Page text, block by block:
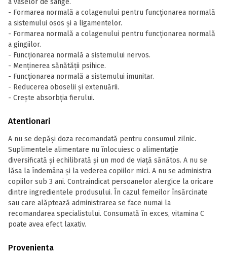
a vaselor de sânge.
- Formarea normală a colagenului pentru funcţionarea normală
a sistemului osos și a ligamentelor.
- Formarea normală a colagenului pentru funcţionarea normală
a gingiilor.
- Funcţionarea normală a sistemului nervos.
- Menţinerea sănătăţii psihice.
- Funcţionarea normală a sistemului imunitar.
- Reducerea oboselii și extenuării.
- Crește absorbţia fierului.
Atentionari
A nu se depăși doza recomandată pentru consumul zilnic.
Suplimentele alimentare nu înlocuiesc o alimentaţie
diversificată și echilibrată și un mod de viaţă sănătos. A nu se
lăsa la îndemâna și la vederea copiilor mici. A nu se administra
copiilor sub 3 ani. Contraindicat persoanelor alergice la oricare
dintre ingredientele produsului. În cazul femeilor însărcinate
sau care alăptează administrarea se face numai la
recomandarea specialistului. Consumată în exces, vitamina C
poate avea efect laxativ.
Provenienta